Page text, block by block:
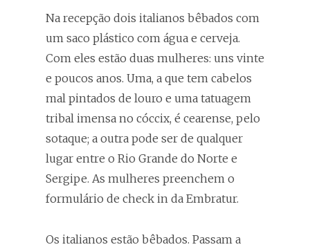
Na recepção dois italianos bêbados com
um saco plástico com água e cerveja.
Com eles estão duas mulheres: uns vinte
e poucos anos. Uma, a que tem cabelos
mal pintados de louro e uma tatuagem
tribal imensa no cóccix, é cearense, pelo
sotaque; a outra pode ser de qualquer
lugar entre o Rio Grande do Norte e
Sergipe. As mulheres preenchem o
formulário de check in da Embratur.
Os italianos estão bêbados. Passam a